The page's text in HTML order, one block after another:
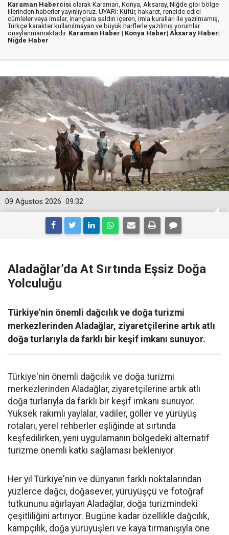
Karaman Habercisi olarak Karaman, Konya, Aksaray, Niğde gibi bölge
illerinden haberler yayınlıyoruz. UYARI: Küfür, hakaret, rencide edici
cümleler veya imalar, inançlara saldırı içeren, imla kuralları ile yazılmamış,
Türkçe karakter kullanılmayan ve büyük harflerle yazılmış yorumlar
onaylanmamaktadır. Karaman Haber | Konya Haber| Aksaray Haber|
Niğde Haber
09:32
09 Ağustos 2026
Aladağlar’da At Sırtında Eşsiz Doğa
Yolculuğu
Türkiye'nin önemli dağcılık ve doğa turizmi
merkezlerinden Aladağlar, ziyaretçilerine artık atlı
doğa turlarıyla da farklı bir keşif imkanı sunuyor.
Türkiye'nin önemli dağcılık ve doğa turizmi
merkezlerinden Aladağlar, ziyaretçilerine artık atlı
doğa turlarıyla da farklı bir keşif imkanı sunuyor.
Yüksek rakımlı yaylalar, vadiler, göller ve yürüyüş
rotaları, yerel rehberler eşliğinde at sırtında
keşfedilirken, yeni uygulamanın bölgedeki alternatif
turizme önemli katkı sağlaması bekleniyor.
Her yıl Türkiye'nin ve dünyanın farklı noktalarından
yüzlerce dağcı, doğasever, yürüyüşçü ve fotoğraf
tutkununu ağırlayan Aladağlar, doğa turizmindeki
çeşitliliğini artırıyor. Bugüne kadar özellikle dağcılık,
kampçılık, doğa yürüyüşleri ve kaya tırmanışıyla öne